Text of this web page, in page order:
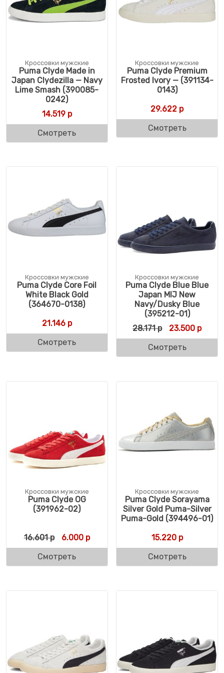
Кроссовки мужские
Puma Clyde Made in
Japan Clydezilla — Navy
Lime Smash (390085-
0242)
14.519р
Смотреть
Кроссовки мужские
Puma Clyde Premium
Frosted Ivory — (391134-
0143)
29.622 р
Смотреть
Кроссовки мужские
Puma Clyde Core Foil
White Black Gold
(364670-0138)
21.146р
Смотреть
Кроссовки мужские
Puma Clyde Blue Blue
Japan MIJ New
Navy/Dusky Blue
(395212-01)
28.171р 23.500 р
Смотреть
Кроссовки мужские
Puma Clyde OG
(391962-02)
16.601р Первоначальная цена составляла 16.601
6.000рТекущая цена: 6.000 р.
Смотреть
Кроссовки мужские
Puma Clyde Sorayama
Silver Gold Puma-Silver
Puma-Gold (394496-01)
15.220р
Смотреть